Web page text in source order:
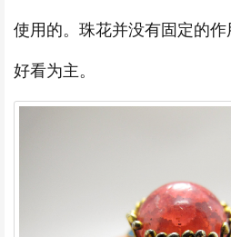
使用的。珠花并没有固定的
好看为主。